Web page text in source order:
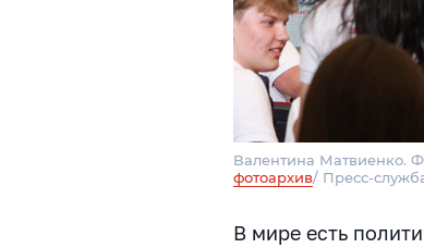
Валентина Матвиенко.
фотоархив/ Пресс-
В мире есть